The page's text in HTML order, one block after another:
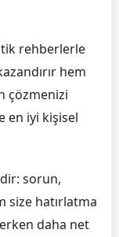
rehberlerle
hem
çözmenizi
en iyi kişisel
sorun,
size hatırlatma
daha net